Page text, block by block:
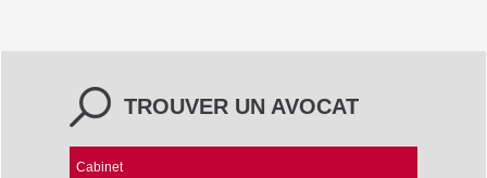
TROUVER UN AVOCAT
Cabinet